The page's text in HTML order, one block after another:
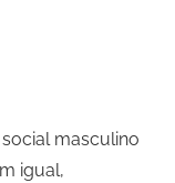
masculino
igual,